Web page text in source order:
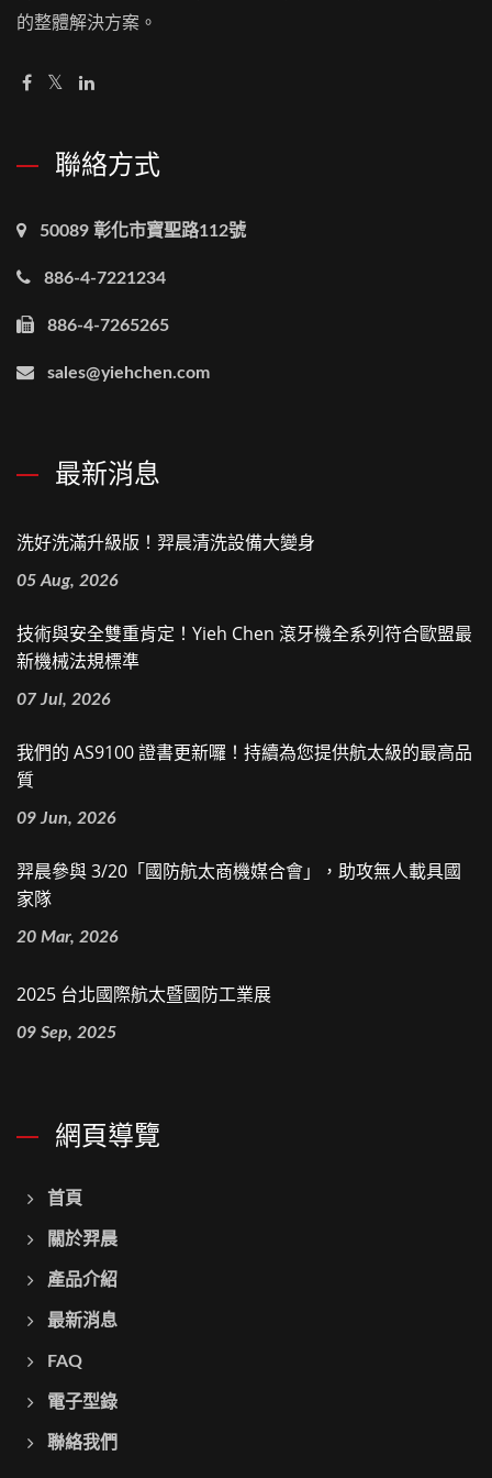
的整體解決方案。
聯絡方式
50089 彰化市寶聖路112號
886-4-7221234
886-4-7265265
sales@yiehchen.com
最新消息
洗好洗滿升級版！羿晨清洗設備大變身
05 Aug, 2026
技術與安全雙重肯定！Yieh Chen 滾牙機全系列符合歐盟最
新機械法規標準
07 Jul, 2026
我們的 AS9100 證書更新囉！持續為您提供航太級的最高品
質
09 Jun, 2026
羿晨參與 3/20「國防航太商機媒合會」，助攻無人載具國
家隊
20 Mar, 2026
2025 台北國際航太暨國防工業展
09 Sep, 2025
網頁導覽
首頁
關於羿晨
產品介紹
最新消息
FAQ
電子型錄
聯絡我們